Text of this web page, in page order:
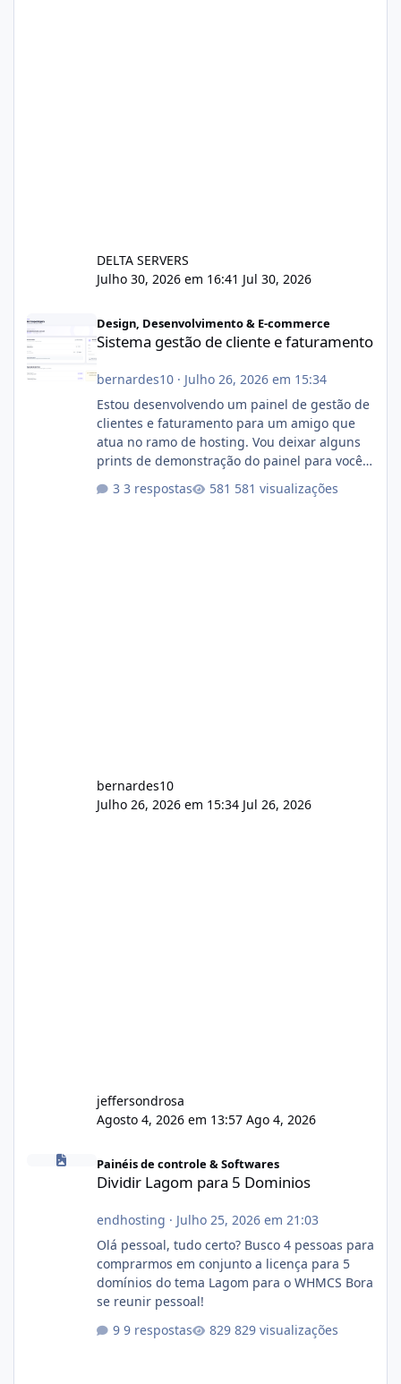
DELTA SERVERS
Julho 30, 2026 em 16:41 Jul 30, 2026
Design, Desenvolvimento & E-commerce
Sistema gestão de cliente e faturamento
bernardes10· Julho 26, 2026 em 15:34
Estou desenvolvendo um painel de gestão de
clientes e faturamento para um amigo que
atua no ramo de hosting. Vou deixar alguns
prints de demonstração do painel para vocês
darem a opinião de vocês. O sistema já está
com cerca de 80% concluído e conta com
3 respostas 581 visualizações
bernardes10
Julho 26, 2026 em 15:34 Jul 26, 2026
jeffersondrosa
Agosto 4, 2026 em 13:57 Ago 4, 2026
Dividir Lagom para 5 Dominios
Painéis de controle & Softwares
Dividir Lagom para 5 Dominios
endhosting · Julho 25, 2026 em 21:03
Olá pessoal, tudo certo? Busco 4 pessoas para
comprarmos em conjunto a licença para 5
domínios do tema Lagom para o WHMCS Bora
se reunir pessoal!
9 respostas
829 visualizações